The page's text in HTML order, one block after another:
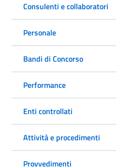
Consulenti e collaboratori
Personale
Bandi di Concorso
Performance
Enti controllati
Attività e procedimenti
Provvedimenti